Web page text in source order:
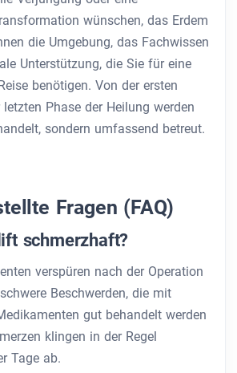
wünschen, das Erdem
die Umgebung, das Fachwissen
Unterstützung, die Sie für eine
benötigen. Von der ersten
Phase der Heilung werden
sondern umfassend betreut.
Fragen (FAQ)
schmerzhaft?
verspüren nach der Operation
Beschwerden, die mit
gut behandelt werden
klingen in der Regel
Tage ab.